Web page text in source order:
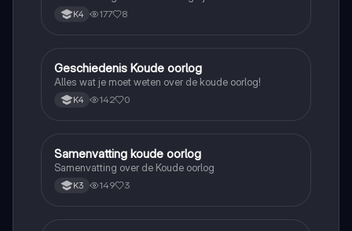
K4 177 8
Geschiedenis
Geschiedenis Koude oorlog
Alles wat je moet weten over de koude oorlog!
K4 142 0
Geschiedenis
Samenvatting koude oorlog
Samenvatting over de Koude oorlog
K3 149 3